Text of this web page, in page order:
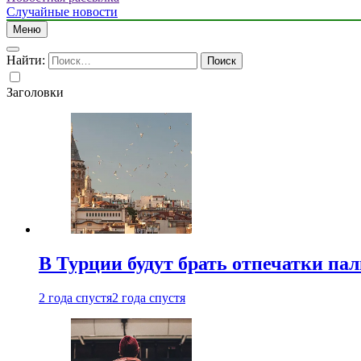
Случайные новости
Меню
Найти:
Заголовки
В Турции будут брать отпечатки
2 года спустя2 года спустя